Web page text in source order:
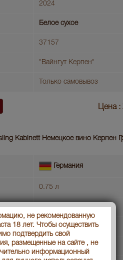
2024
Белое сухое
37157
"Вайнгут Керпен"
Только самовывоз
Цена :
Kabinett Немецкое вино Керпен
Германия
0.75 л
7,5
2019
Белое полусладкое
не рекомендованную
18 лет. Чтобы осуществить
подтвердить свой
размещенные на сайте , не
информационный